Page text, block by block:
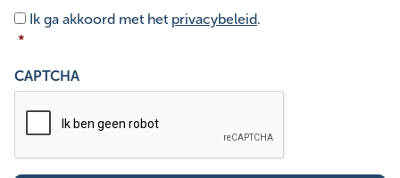
Toestemming *
Ik ga akkoord met het privacybeleid.
*
CAPTCHA